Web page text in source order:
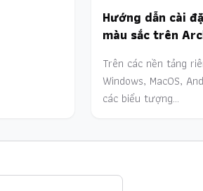
Hướng dẫn cài
màu sắc trên
Trên các nền tảng
Windows, MacOS,
các biểu tượng…